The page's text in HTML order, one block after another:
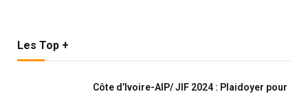
Les Top +
Côte d’Ivoire-AIP/ JIF 2024 : Plaidoyer pour